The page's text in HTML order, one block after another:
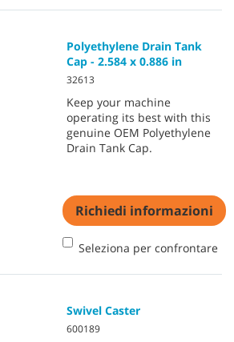
Polyethylene Drain Tank
Cap - 2.584 x 0.886 in
32613
Keep your machine
operating its best with this
genuine OEM Polyethylene
Drain Tank Cap.
Richiedi informazioni
Seleziona per confrontare
Swivel Caster
600189